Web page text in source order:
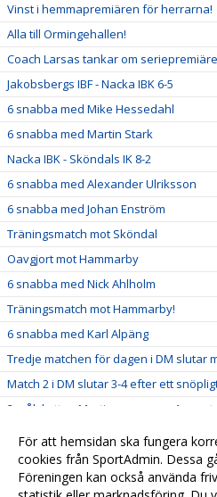
Vinst i hemmapremiären för herrarna!
Alla till Ormingehallen!
Coach Larsas tankar om
Jakobsbergs IBF - Nacka IBK 6-5
6 snabba med Mike Hessedahl
6 snabba med Martin Stark
Nacka IBK - Sköndals IK 8-2
6 snabba med Alexander Ulriksson
6 snabba med Johan Enström
Träningsmatch mot Sköndal
Oavgjort mot Hammarby
6 snabba med Nick Ahlholm
Träningsmatch mot Hammarby!
6 snabba med Karl Alpäng
Tredje matchen för dagen i DM slutar
Match 2 i DM slutar 3-4 efter ett
2 målskytten Martin summerar 1:a
Phille stämplar ut från Camp Gimo
Lördagens andra halvlek summeras
Halvtidssnack med Släggan
För att hemsidan ska fungera
cookies från SportAdmin. Dessa
Föreningen kan också använda